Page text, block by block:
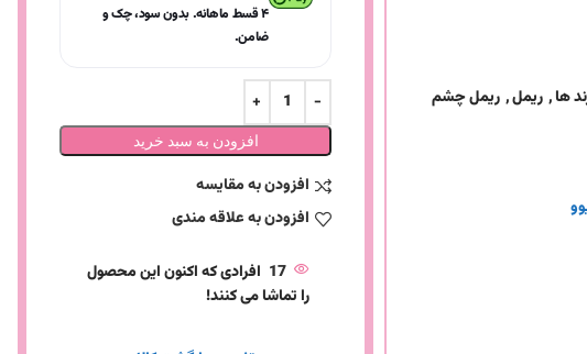
ها, ریمل, ریمل چشم
۴ قسط ماهانه. بدون سود، چک و
ضامن.
افزودن به سبد خرید
افزودن به مقایسه
افزودن به علاقه مندی
17 افرادی که اکنون این محصول
را تماشا می کنند!